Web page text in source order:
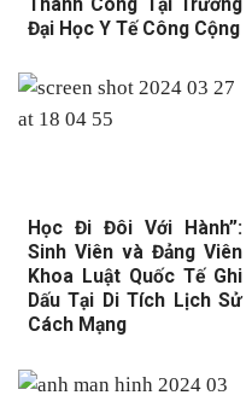
Đại Học Y Tế Công Cộng
Học Đi Đôi Với Hành”:
Sinh Viên và Đảng Viên
Khoa Luật Quốc Tế Ghi
Dấu Tại Di Tích Lịch Sử
Cách Mạng